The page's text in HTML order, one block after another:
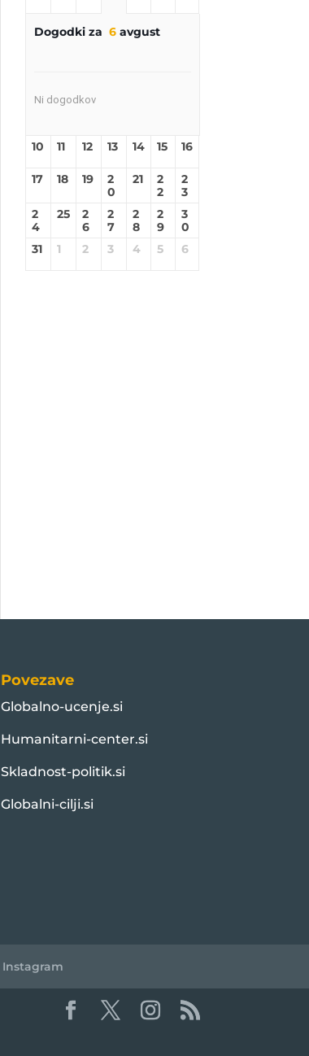
Dogodki za 6avgust
Ni dogodkov
10 11 12 13 14 15 16
17 18 19
2
0
21
2
2
2
3
2
4
25
2
6
2
7
2
8
2
9
3
0
31
1 2 3 4 5 6
Povezave
Globalno-ucenje.si
Humanitarni-center.si
Skladnost-politik.si
Globalni-cilji.si
Instagram